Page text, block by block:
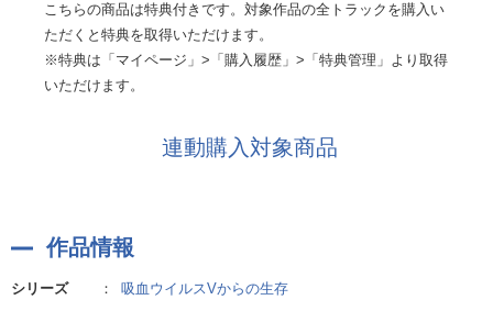
こちらの商品は特典付きです。対象作品の全トラックを購入い
ただくと特典を取得いただけます。
※特典は「マイページ」>「購入履歴」>「特典管理」より取得
いただけます。
連動購入対象商品
作品情報
シリーズ ：
吸血ウイルスVからの生存